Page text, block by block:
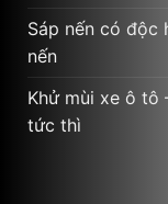
Sáp nến có độc
nến
Khử mùi xe ô tô
tức thì